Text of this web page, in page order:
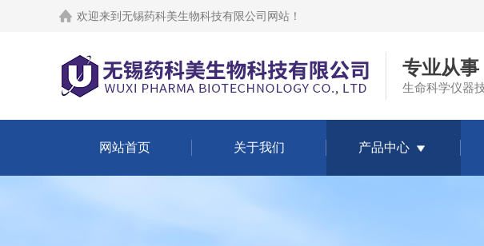
欢迎来到 无锡药科美生物科技有限公司网站 ！
专业从事
生命科学仪器
网站首页 关于我们 产品中心